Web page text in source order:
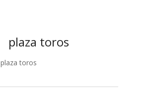
plaza toros
plaza toros